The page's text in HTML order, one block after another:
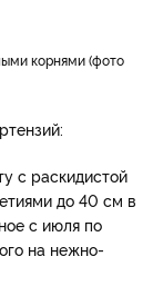
с раскидистой
до 40 см в
с июля по
на нежно-